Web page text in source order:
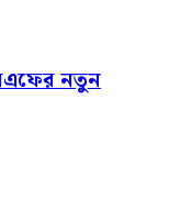
নতুন